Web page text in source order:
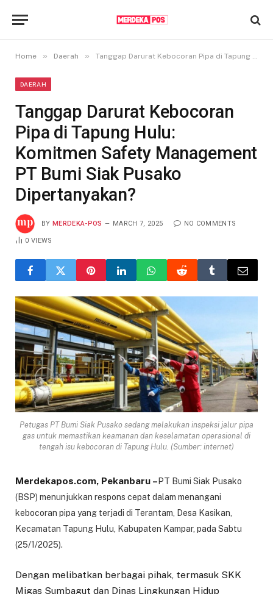
Home » Daerah » Tanggap Darurat Kebocoran Pipa di Tapung Hulu: Komitmen Safety Management PT Bumi Siak Pusako Dipertanyakan?
DAERAH
Tanggap Darurat Kebocoran
Pipa di Tapung Hulu:
Komitmen Safety Management
PT Bumi Siak Pusako
Dipertanyakan?
BY MERDEKA-POS MARCH 7, 2025 NO COMMENTS
0VIEWS
Petugas PT Bumi Siak Pusako sedang melakukan inspeksi jalur pipa
gas untuk memastikan keamanan dan keselamatan operasional di
tengah isu kebocoran di Tapung Hulu. (Sumber: internet)
Merdekapos.com, Pekanbaru – PT Bumi Siak Pusako
(BSP) menunjukkan respons cepat dalam menangani
kebocoran pipa yang terjadi di Terantam, Desa Kasikan,
Kecamatan Tapung Hulu, Kabupaten Kampar, pada Sabtu
(25/1/2025).
Dengan melibatkan berbagai pihak, termasuk SKK
Migas Sumbagut dan Dinas Lingkungan Hidup